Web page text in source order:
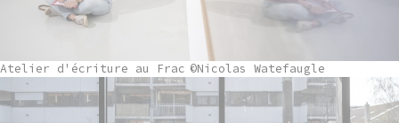
Atelier d'écriture au Frac ©Nicolas Watefaugle